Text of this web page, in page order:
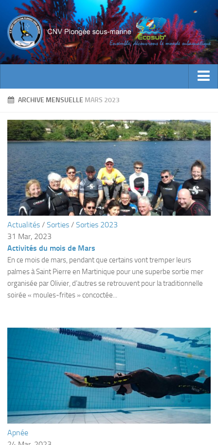
ACTUALITES
INFOS CNV
Bienvenue
Contacts
Documents utiles
Encadrement
Historique
ECOLE DE PLONGEE
Jeune plongeur
Plongeur N1
Plongeur N3
Maintien des acquis
Guide de palanquée N4
Initiateur
Moniteur Fédéral
Organisation
Responsables
Fosse
ARCHIVE MENSUELLE MARS 2023
Actualités / Sorties / Sorties 2023
31 Mar, 2023
Activités du mois de Mars
En ce mois de mars, pendant que certains vont tremper leurs
palmes à Saint Pierre en Martinique pour une superbe sortie mer
organisée par Olivier, d’autres se retrouvent pour la traditionnelle
soirée « moules-frites » concoctée...
Apnée